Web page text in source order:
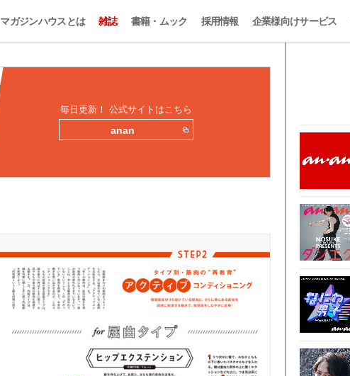
マガジンハウスとは 雑誌 書籍・ムック 採用情報 企業様向けサービス
毎日更新！ 公式サイトはこちら
anan